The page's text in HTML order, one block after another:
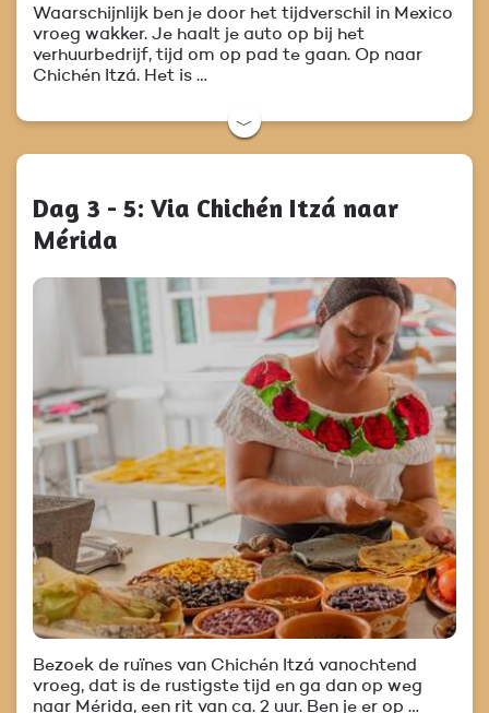
Waarschijnlijk ben je door het tijdverschil in Mexico
vroeg wakker. Je haalt je auto op bij het
verhuurbedrijf, tijd om op pad te gaan. Op naar
Chichén Itzá. Het is …
﹀
Dag 3 - 5: Via Chichén Itzá naar
Mérida
Bezoek de ruïnes van Chichén Itzá vanochtend
vroeg, dat is de rustigste tijd en ga dan op weg
naar Mérida, een rit van ca. 2 uur. Ben je er op …